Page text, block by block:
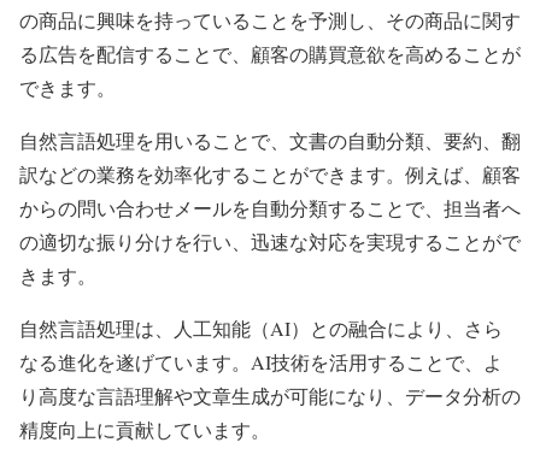
の商品に興味を持っていることを予測し、その商品に関す
る広告を配信することで、顧客の購買意欲を高めることが
できます。
自然言語処理を用いることで、文書の自動分類、要約、翻
訳などの業務を効率化することができます。例えば、顧客
からの問い合わせメールを自動分類することで、担当者へ
の適切な振り分けを行い、迅速な対応を実現することがで
きます。
自然言語処理は、人工知能（AI）との融合により、さら
なる進化を遂げています。AI技術を活用することで、よ
り高度な言語理解や文章生成が可能になり、データ分析の
精度向上に貢献しています。